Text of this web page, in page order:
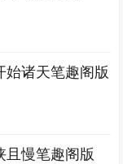
始诸天笔趣阁版
且慢笔趣阁版